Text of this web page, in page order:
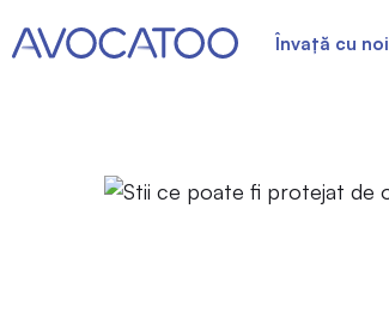
Învață cu noi